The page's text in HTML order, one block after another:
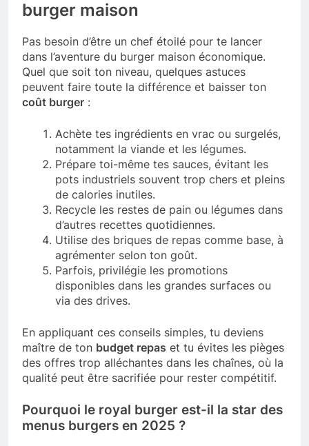
burger maison
Pas besoin d’être un chef étoilé pour te lancer
dans l’aventure du burger maison économique.
Quel que soit ton niveau, quelques astuces
peuvent faire toute la différence et baisser ton
coût burger :
Achète tes ingrédients en vrac ou surgelés,
notamment la viande et les légumes.
Prépare toi-même tes sauces, évitant les
pots industriels souvent trop chers et pleins
de calories inutiles.
Recycle les restes de pain ou légumes dans
d’autres recettes quotidiennes.
Utilise des briques de repas comme base, à
agrémenter selon ton goût.
Parfois, privilégie les promotions
disponibles dans les grandes surfaces ou
via des drives.
En appliquant ces conseils simples, tu deviens
maître de ton budget repas et tu évites les pièges
des offres trop alléchantes dans les chaînes, où la
qualité peut être sacrifiée pour rester compétitif.
Pourquoi le royal burger est-il la star des
menus burgers en 2025 ?